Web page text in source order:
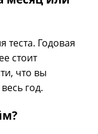
теста. Годовая
стоит
что вы
год.